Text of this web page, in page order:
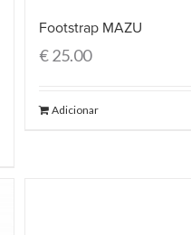
Footstrap MAZU
€25.00
Adicionar